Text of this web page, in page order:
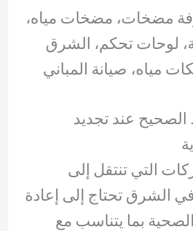
مضخات، مضخات مياه،
لوحات تحكم، الشرق
مياه، صيانة المباني
الصحيح عند تجديد
التي تنتقل إلى
الشرق تحتاج إلى إعادة
بما يتناسب مع